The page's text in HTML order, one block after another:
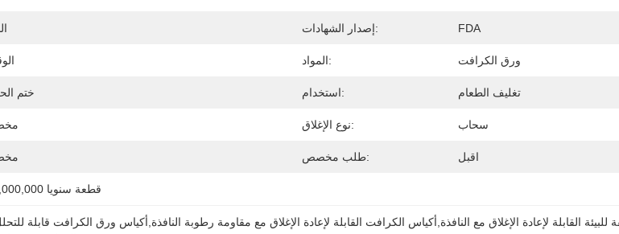
إصدار الشهادات: FDA
المواد: ورق الكرافت
ختم استخدام: تغليف الطعام
نوع الإغلاق: سحاب
طلب مخصص: اقبل
100,000,000 قطعة سنويا